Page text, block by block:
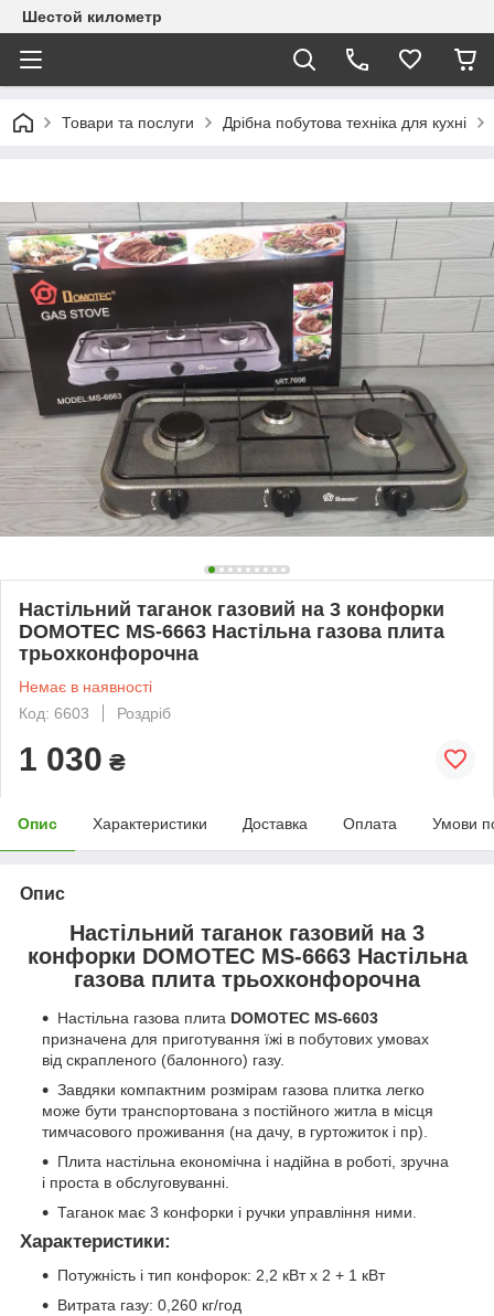
Шестой километр
Товари та послуги Дрібна побутова техніка для кухні
Настільний таганок газовий на 3 конфорки
DOMOTEC MS-6663 Настільна газова плита
трьохконфорочна
Немає в наявності
Код: 6603
Роздріб
1 030 ₴
Опис Характеристики Доставка Оплата Умови
Опис
Настільний таганок газовий на 3
конфорки DOMOTEC MS-6663 Настільна
газова плита трьохконфорочна
Настільна газова плита DOMOTEC MS-6603
призначена для приготування їжі в побутових умовах
від скрапленого (балонного) газу.
Завдяки компактним розмірам газова плитка легко
може бути транспортована з постійного житла в місця
тимчасового проживання (на дачу, в гуртожиток і пр).
Плита настільна економічна і надійна в роботі, зручна
і проста в обслуговуванні.
Таганок має 3 конфорки і ручки управління ними.
Характеристики:
Потужність і тип конфорок: 2,2 кВт х 2 + 1 кВт
Витрата газу: 0,260 кг/год